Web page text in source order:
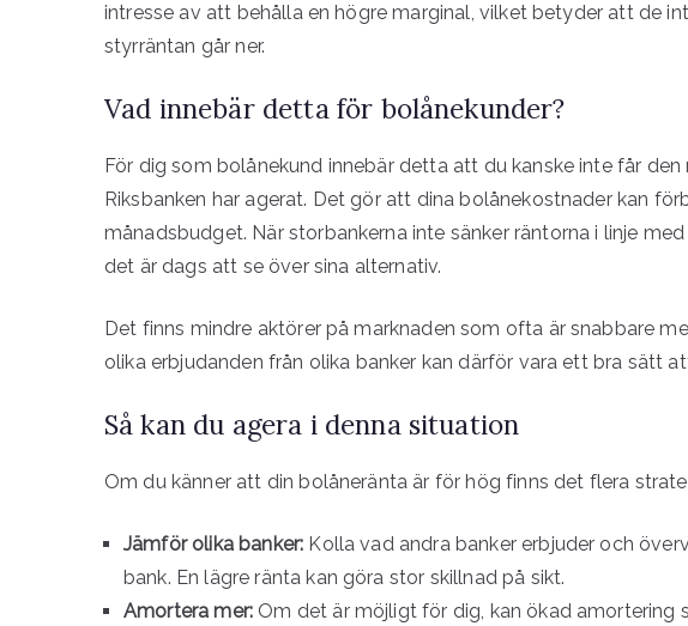
intresse av att behålla en högre marginal, vilket betyder att de
styrräntan går ner.
Vad innebär detta för bolånekunder?
För dig som bolånekund innebär detta att du kanske inte får
Riksbanken har agerat. Det gör att dina bolånekostnader kan
månadsbudget. När storbankerna inte sänker räntorna i linje
det är dags att se över sina alternativ.
Det finns mindre aktörer på marknaden som ofta är snabbare
olika erbjudanden från olika banker kan därför vara ett bra sätt
Så kan du agera i denna situation
Om du känner att din bolåneränta är för hög finns det flera
Jämför olika banker: Kolla vad andra banker erbjuder och
bank. En lägre ränta kan göra stor skillnad på sikt.
Amortera mer: Om det är möjligt för dig, kan ökad amortering